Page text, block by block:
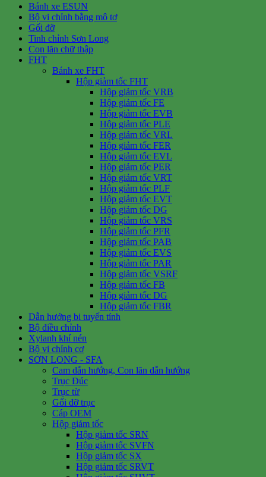
Bánh xe ESUN
Bộ vi chỉnh bằng mô tơ
Gối đỡ
Tinh chỉnh Sơn Long
Con lăn chữ thập
FHT
Bánh xe FHT
Hộp giảm tốc FHT
Hộp giảm tốc VRB
Hộp giảm tốc FE
Hộp giảm tốc EVB
Hộp giảm tốc PLE
Hộp giảm tốc VRL
Hộp giảm tốc FER
Hộp giảm tốc EVL
Hộp giảm tốc PER
Hộp giảm tốc VRT
Hộp giảm tốc PLF
Hộp giảm tốc EVT
Hộp giảm tốc DG
Hộp giảm tốc VRS
Hộp giảm tốc PFR
Hộp giảm tốc PAB
Hộp giảm tốc EVS
Hộp giảm tốc PAR
Hộp giảm tốc VSRF
Hộp giảm tốc FB
Hộp giảm tốc DG
Hộp giảm tốc FBR
Dẫn hướng bi tuyến tính
Bộ điều chỉnh
Xylanh khí nén
Bộ vi chỉnh cơ
SƠN LONG - SFA
Cam dẫn hướng, Con lăn dẫn hướng
Trục Đúc
Trục từ
Gối đỡ trục
Cáp OEM
Hộp giảm tốc
Hộp giảm tốc SRN
Hộp giảm tốc SVFN
Hộp giảm tốc SX
Hộp giảm tốc SRVT